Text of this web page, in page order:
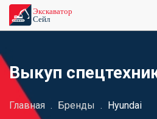
Выкуп
Главная . Бренды . Hyundai